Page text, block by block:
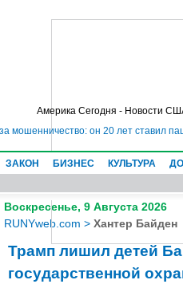
Америка Сегодня - Новости
он 20 лет ставил
ЗАКОН БИЗНЕС КУЛЬТУРА
Воскресенье, 9 Августа 2026
RUNYweb.com > Хантер Байден
Трамп лишил детей
государственной